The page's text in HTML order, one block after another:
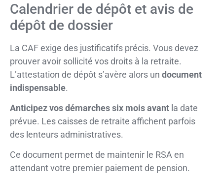
Calendrier de dépôt et avis de
dépôt de dossier
La CAF exige des justificatifs précis. Vous devez
prouver avoir sollicité vos droits à la retraite.
L’attestation de dépôt s’avère alors un document
indispensable.
Anticipez vos démarches six mois avant la date
prévue. Les caisses de retraite affichent parfois
des lenteurs administratives.
Ce document permet de maintenir le RSA en
attendant votre premier paiement de pension.